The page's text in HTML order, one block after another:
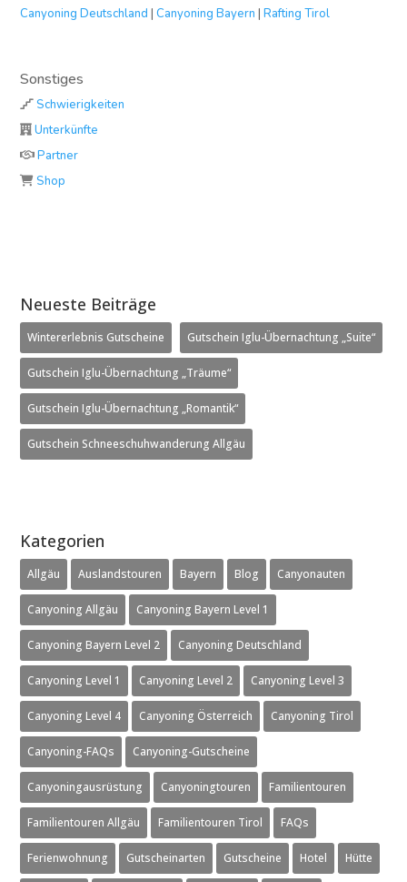
Canyoning Deutschland | Canyoning Bayern |Rafting Tirol
Sonstiges
Schwierigkeiten
Unterkünfte
Partner
Shop
Neueste Beiträge
Wintererlebnis Gutscheine Gutschein Iglu-Übernachtung „Suite“
Gutschein Iglu-Übernachtung „Träume“
Gutschein Iglu-Übernachtung „Romantik“
Gutschein Schneeschuhwanderung Allgäu
Kategorien
Allgäu Auslandstouren Bayern Blog Canyonauten
Canyoning Allgäu Canyoning Bayern Level 1
Canyoning Bayern Level 2 Canyoning Deutschland
Canyoning Level 1 Canyoning Level 2 Canyoning Level 3
Canyoning Level 4 Canyoning Österreich Canyoning Tirol
Canyoning-FAQs Canyoning-Gutscheine
Canyoningausrüstung Canyoningtouren Familientouren
Familientouren Allgäu Familientouren Tirol FAQs
Ferienwohnung Gutscheinarten Gutscheine Hotel Hütte